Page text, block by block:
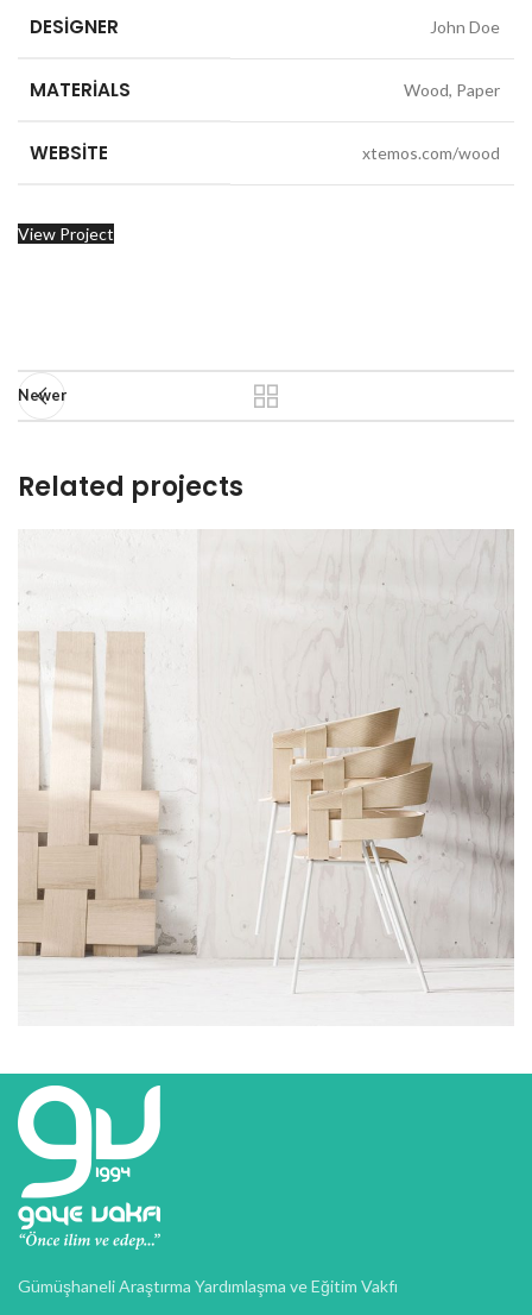
DESIGNER John Doe
MATERIALS Wood, Paper
WEBSITE xtemos.com/wood
View Project
Newer
Related projects
Accessories
Imperdiet mauris a nontin
Gümüşhaneli Araştırma Yardımlaşma ve Eğitim Vakfı